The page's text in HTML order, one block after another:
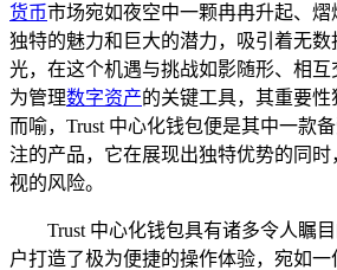
货币市场宛如夜空中一颗冉冉升起、
独特的魅力和巨大的潜力，吸引着无数
光，在这个机遇与挑战如影随形、相
为管理数字资产的关键工具，其重要
而喻，Trust 中心化钱包便是其中一款
注的产品，它在展现出独特优势的同
视的风险。
Trust 中心化钱包具有诸多令人瞩
户打造了极为便捷的操作体验，宛如